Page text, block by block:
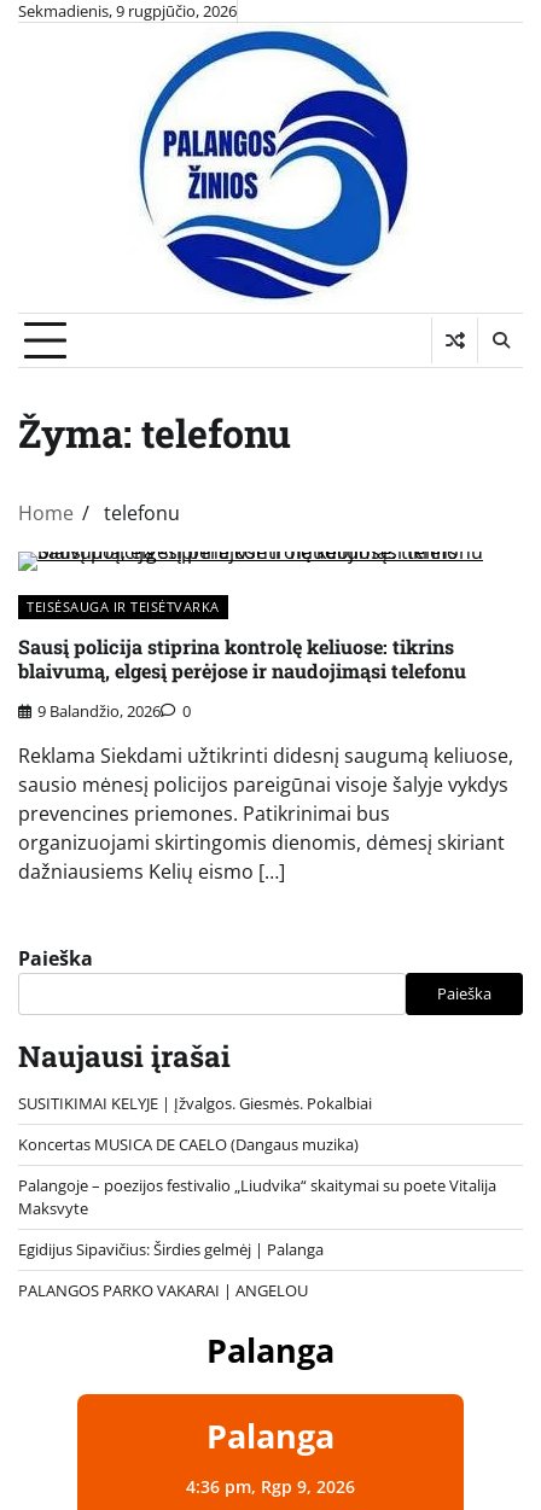
SkipSekmadienis, 9 rugpjūčio, 2026
Žyma: telefonu
Home telefonu
TEISĖSAUGA IR TEISĖTVARKA
Sausį policija stiprina kontrolę keliuose: tikrins
blaivumą, elgesį perėjose ir naudojimąsi telefonu
9 Balandžio, 2026 0
Reklama Siekdami užtikrinti didesnį saugumą keliuose,
sausio mėnesį policijos pareigūnai visoje šalyje vykdys
prevencines priemones. Patikrinimai bus
organizuojami skirtingomis dienomis, dėmesį skiriant
dažniausiems Kelių eismo […]
Paieška
Paieška
Naujausi įrašai
SUSITIKIMAI KELYJE | Įžvalgos. Giesmės. Pokalbiai
Koncertas MUSICA DE CAELO (Dangaus muzika)
Palangoje – poezijos festivalio „Liudvika“ skaitymai su poete Vitalija
Maksvyte
Egidijus Sipavičius: Širdies gelmėj | Palanga
PALANGOS PARKO VAKARAI | ANGELOU
Palanga
Palanga
4:36 pm, Rgp 9, 2026